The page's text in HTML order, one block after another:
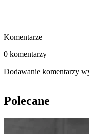
Komentarze
0 komentarzy
Dodawanie komentarzy
Polecane